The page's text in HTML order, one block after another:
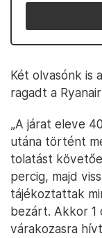
Két olvasónk is
ragadt a
„A járat eleve
utána történt
tolatást
percig, majd
tájékoztattak
bezárt. Akkor 1
várakozasra